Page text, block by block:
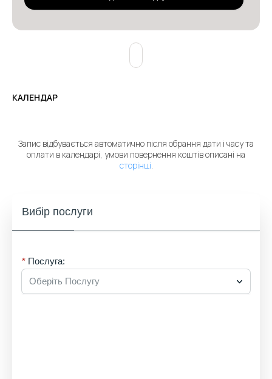
КАЛЕНДАР
Запис відбувається автоматично після обрання дати і часу та
оплати в календарі, умови повернення коштів описані на
сторінці.
Вибір послуги
Послуга:
Оберіть Послугу